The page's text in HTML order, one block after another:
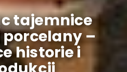
tajemnice
–
historie i